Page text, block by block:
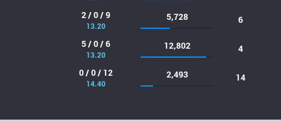
2 / 0 / 9
13.20
5,728 6
5 / 0 / 6
13.20
12,802 4
0 / 0 / 12
14.40
2,493 14